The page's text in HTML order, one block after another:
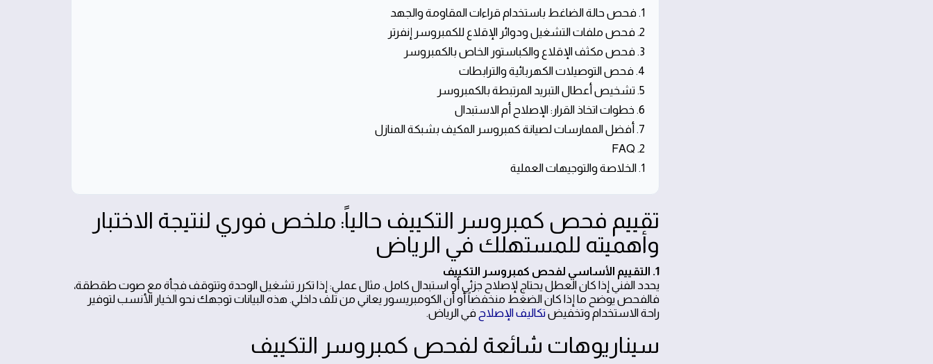
1. فحص حالة الضاغط باستخدام قراءات المقاومة والجهد
2. فحص ملفات التشغيل ودوائر الإقلاع للكمبروسر إنفرتر
3. فحص مكثف الإقلاع والكباستور الخاص بالكمبروسر
4. فحص التوصيلات الكهربائية والترابطات
5. تشخيص أعطال التبريد المرتبطة بالكمبروسر
6. خطوات اتخاذ القرار: الإصلاح أم الاستبدال
7. أفضل الممارسات لصيانة كمبروسر المكيف بشبكة المنازل
2. FAQ
1. الخلاصة والتوجيهات العملية
تقييم فحص كمبروسر التكييف حالياً: ملخص فوري لنتيجة الاختبار
وأهميته للمستهلك في الرياض
1. التقييم الأساسي لفحص كمبروسر التكييف
يحدد الفني إذا كان العطل يحتاج لإصلاح جزئي أو استبدال كامل. مثال عملي: إذا تكرر تشغيل الوحدة وتتوقف فجأة مع صوت طقطقة،
فالفحص يوضح ما إذا كان الضغط منخفضاً أو أن الكومبريسور يعاني من تلف داخلي. هذه البيانات توجهك نحو الخيار الأنسب لتوفير
راحة الاستخدام وتخفيضتكاليف الإصلاح في الرياض.
سيناريوهات شائعة لفحص كمبروسر التكييف